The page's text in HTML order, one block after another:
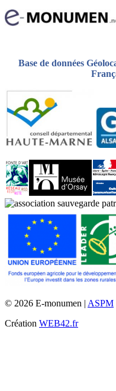
Base de données
© 2026 E-monumen | ASPM
Création WEB42.fr